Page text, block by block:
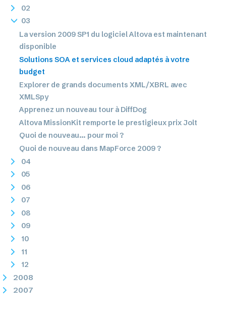
02
03
La version 2009 SP1 du logiciel Altova est maintenant
disponible
Solutions SOA et services cloud adaptés à votre
budget
Explorer de grands documents XML/XBRL avec
XMLSpy
Apprenez un nouveau tour à DiffDog
Altova MissionKit remporte le prestigieux prix Jolt
Quoi de nouveau... pour moi ?
Quoi de nouveau dans MapForce 2009 ?
04
05
06
07
08
09
10
11
12
2008
2007